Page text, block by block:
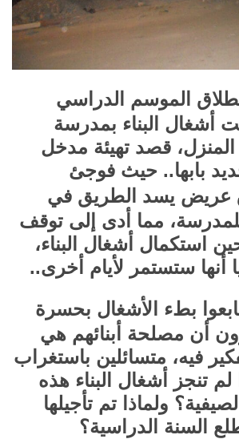
الموسم الدراسي
أشغال البناء بمدرسة
المنزل، قصد تهيئة مدخل
بابها.. حيث فوجئ
عريض يسد الطريق في
مما أدى إلى توقف
استكمال أشغال البناء،
أنها ستستمر لأيام أخرى..
تابعوا بطء الأشغال بحسرة
أن مصلحة أبنائهم هي
فيه، متسائلين باستغراب
لم تنجز أشغال البناء هذه
ولماذا تم تأجيلها
السنة الدراسية؟